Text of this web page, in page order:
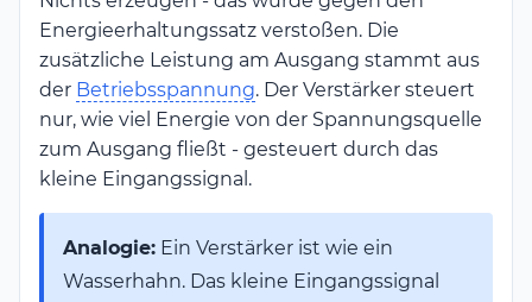
Energieerhaltungssatz verstoßen. Die
zusätzliche Leistung am Ausgang stammt aus
der Betriebsspannung. Der Verstärker steuert
nur, wie viel Energie von der Spannungsquelle
zum Ausgang fließt - gesteuert durch das
kleine Eingangssignal.
Analogie: Ein Verstärker ist wie ein
Wasserhahn. Das kleine Eingangssignal